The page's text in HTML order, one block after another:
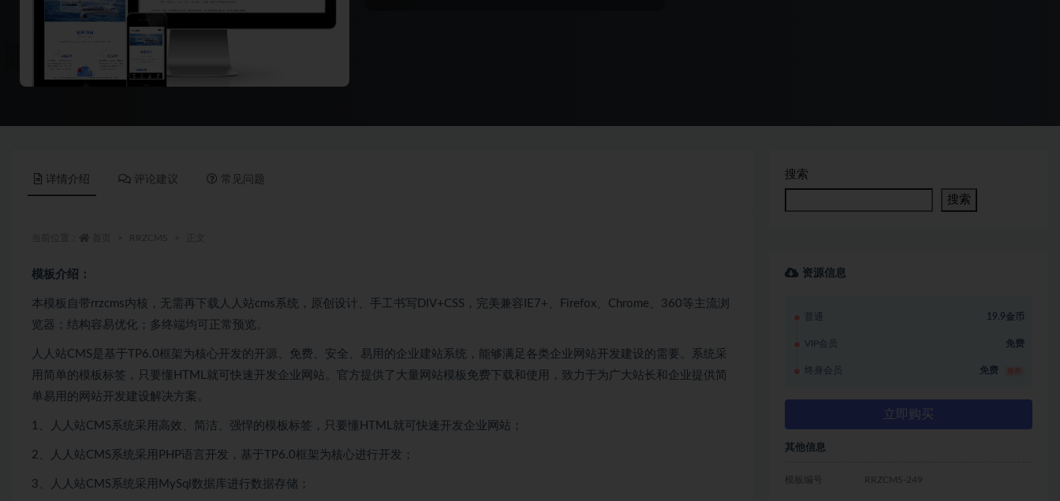
详情介绍 评论建议 常见问题
模板介绍：
本模板自带rrzcms内核，无需再下载人人站cms系统，原创设计、手工书写DIV+CSS，完美兼容IE7+、Firefox、Chrome、360等主流浏
览器；结构容易优化；多终端均可正常预览。
人人站CMS是基于TP6.0框架为核心开发的开源、免费、安全、易用的企业建站系统，能够满足各类企业网站开发建设的需要。系统采
用简单的模板标签，只要懂HTML就可快速开发企业网站。官方提供了大量网站模板免费下载和使用，致力于为广大站长和企业提供简
单易用的网站开发建设解决方案。
1、人人站CMS系统采用高效、简洁、强悍的模板标签，只要懂HTML就可快速开发企业网站；
2、人人站CMS系统采用PHP语言开发，基于TP6.0框架为核心进行开发；
3、人人站CMS系统采用MySql数据库进行数据存储；
搜索
搜索
资源信息
普通 19.9金币
VIP会员 免费
终身会员 免费
立即购买
其他信息
模板编号 RRZCMS-249